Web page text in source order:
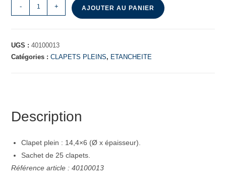
- + AJOUTER AU PANIER
UGS :40100013
Catégories :CLAPETS PLEINS, ETANCHEITE
Description
Clapet plein : 14,4×6 (Ø x épaisseur).
Sachet de 25 clapets.
Référence article : 40100013